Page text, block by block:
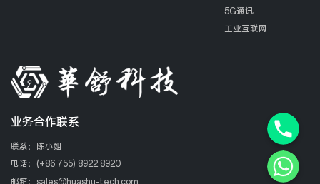
5G通讯
工业互联网
业务合作联系
联系：陈小姐
电话： (+86 755) 8922 8920
邮箱： sales@huashu-tech.com